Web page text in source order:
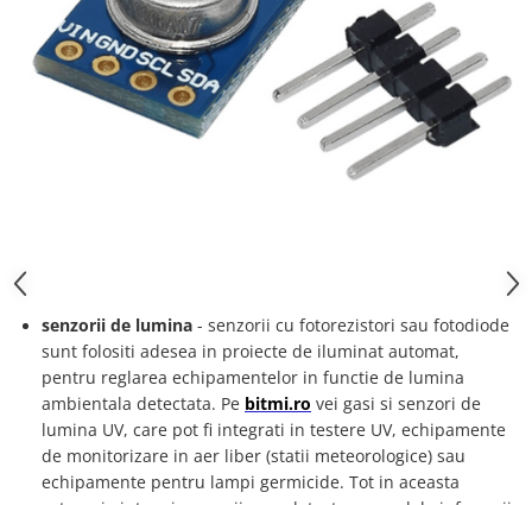
Descarcatoare de Supratensiune
Contactoare
Blocuri de Distributie
Tablouri Electrice
Accesorii Tablouri Electrice
Panouri Fotovoltaice
Intrerupatoare Smart
Prize Inteligente
Module Smart Home
Camere Supraveghere
Iluminat
senzorii de lumina - senzorii cu fotorezistori sau fotodiode
sunt folositi adesea in proiecte de iluminat automat,
pentru reglarea echipamentelor in functie de lumina
ambientala detectata. Pe bitmi.ro vei gasi si senzori de
lumina UV, care pot fi integrati in testere UV, echipamente
de monitorizare in aer liber (statii meteorologice) sau
echipamente pentru lampi germicide. Tot in aceasta